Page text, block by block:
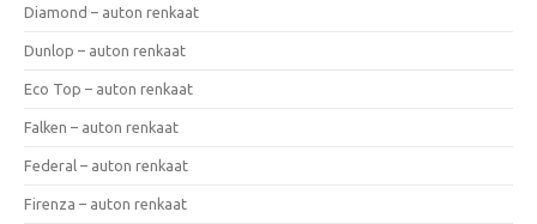
Diamond – auton renkaat
Dunlop – auton renkaat
Eco Top – auton renkaat
Falken – auton renkaat
Federal – auton renkaat
Firenza – auton renkaat